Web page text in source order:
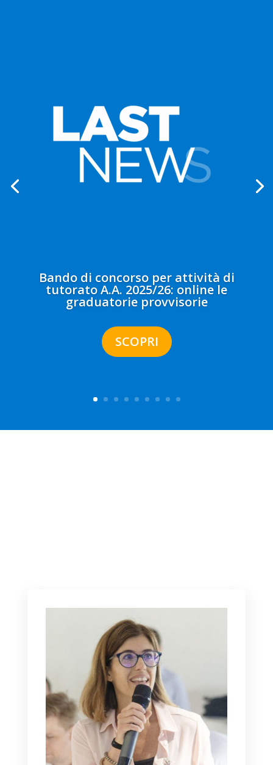
Bando di concorso per attività di
tutorato A.A. 2025/26: online le
graduatorie provvisorie
SCOPRI